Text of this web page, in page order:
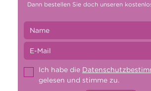
Dann bestellen Sie doch unseren
Ich habe die
gelesen und stimme zu.